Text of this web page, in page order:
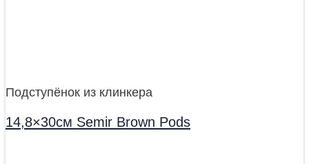
Подступёнок из клинкера
14,8×30см Semir Brown Pods